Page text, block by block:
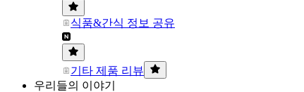
식품&간식 정보 공유
기타 제품 리뷰
우리들의 이야기